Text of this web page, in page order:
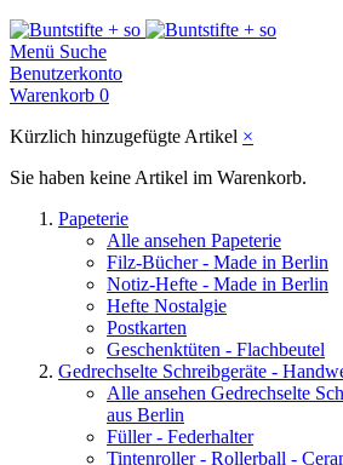
Menü Suche
Benutzerkonto
Warenkorb 0
Kürzlich hinzugefügte Artikel ×
Sie haben keine Artikel im Warenkorb.
Papeterie
Alle ansehen Papeterie
Filz-Bücher - Made in Berlin
Notiz-Hefte - Made in Berlin
Hefte Nostalgie
Postkarten
Geschenktüten - Flachbeutel
Gedrechselte Schreibgeräte -
Alle ansehen Gedrechselte
aus Berlin
Füller - Federhalter
Tintenroller - Rollerball -